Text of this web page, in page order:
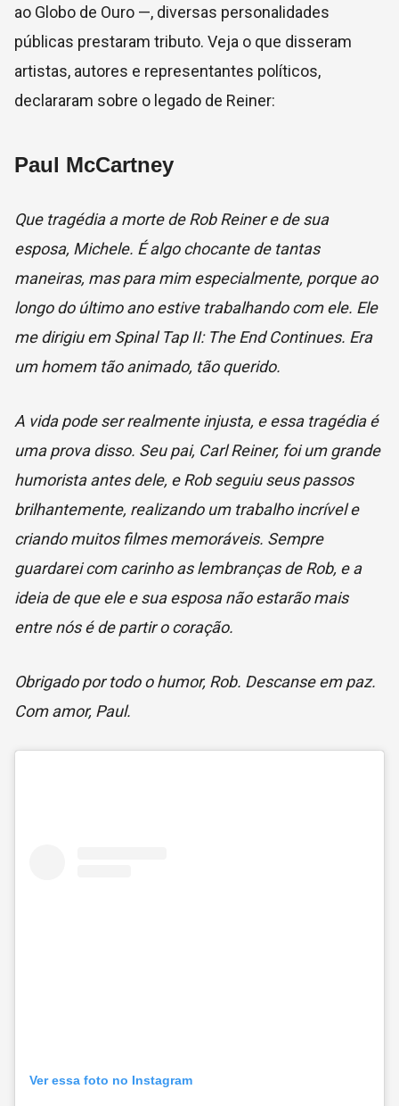
ao Globo de Ouro —, diversas personalidades
públicas prestaram tributo. Veja o que disseram
artistas, autores e representantes políticos,
declararam sobre o legado de Reiner:
Paul McCartney
Que tragédia a morte de Rob Reiner e de sua
esposa, Michele. É algo chocante de tantas
maneiras, mas para mim especialmente, porque ao
longo do último ano estive trabalhando com ele. Ele
me dirigiu em Spinal Tap II: The End Continues. Era
um homem tão animado, tão querido.
A vida pode ser realmente injusta, e essa tragédia é
uma prova disso. Seu pai, Carl Reiner, foi um grande
humorista antes dele, e Rob seguiu seus passos
brilhantemente, realizando um trabalho incrível e
criando muitos filmes memoráveis. Sempre
guardarei com carinho as lembranças de Rob, e a
ideia de que ele e sua esposa não estarão mais
entre nós é de partir o coração.
Obrigado por todo o humor, Rob. Descanse em paz.
Com amor, Paul.
Ver essa foto no Instagram